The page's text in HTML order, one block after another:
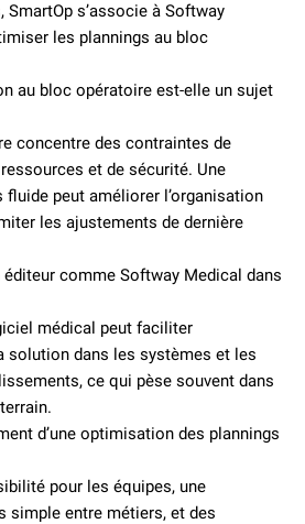
SmartOp s’associe à Softway
les plannings au bloc
au bloc opératoire est-elle un sujet
concentre des contraintes de
et de sécurité. Une
peut améliorer l’organisation
les ajustements de dernière
comme Softway Medical dans
médical peut faciliter
solution dans les systèmes et les
ce qui pèse souvent dans
d’une optimisation des plannings
pour les équipes, une
simple entre métiers, et des